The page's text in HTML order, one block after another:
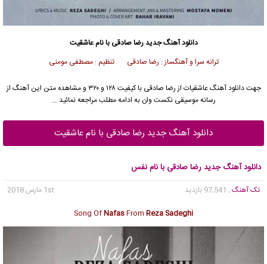
دانلود آهنگ جدیدرضا صادقی با نام عاشقیت
ترانه سرا و آهنگساز : رضا صادقی تنظیم : مصطفی مومنی
جهت دانلود آهنگ عاشقیات از رضا صادقی
با کیفیت ۱۲۸ و ۳۲۰ و مشاهده متن این آهنگ از
رسانه موسیقی نکست وان به ادامه مطلب مراجعه نمائید …
دانلود آهنگ جدید رضا صادقی با نام عاشقیت
دانلود آهنگ جدید رضا صادقی با نام نفس
تک آهنگ , 97,541 بازدید
1st مارس 2018
Song OfNafasFrom Reza Sadeghi